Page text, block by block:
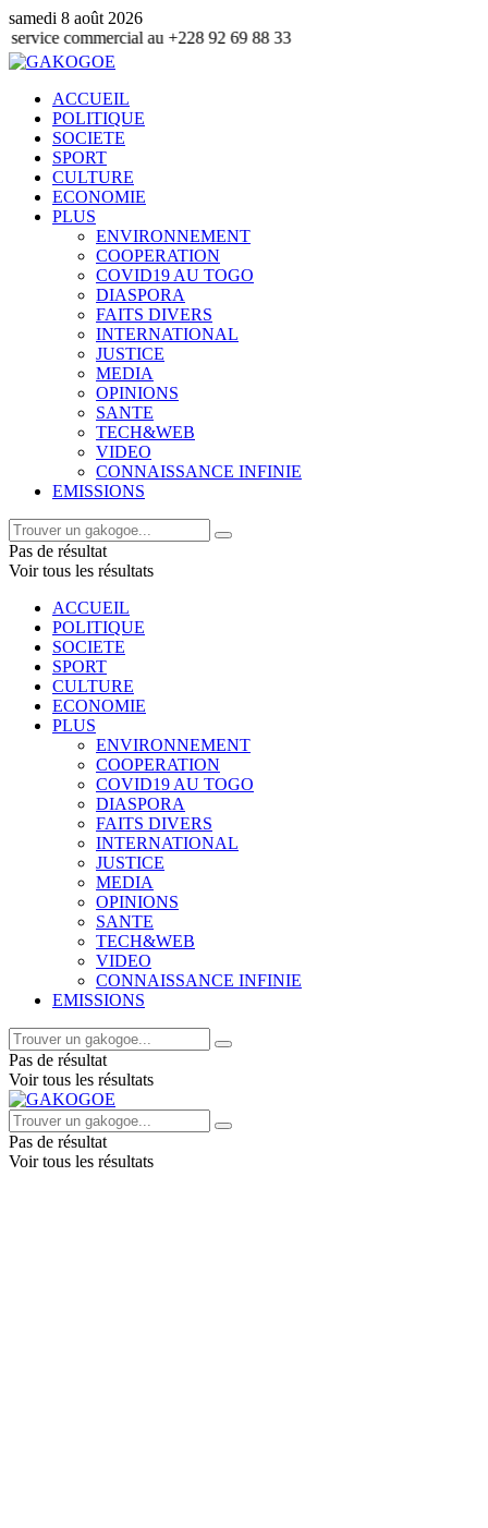
samedi 8 août 2026
au +228 92 69 88 33
ACCUEIL
POLITIQUE
SOCIETE
SPORT
CULTURE
ECONOMIE
PLUS
ENVIRONNEMENT
COOPERATION
COVID19 AU TOGO
DIASPORA
FAITS DIVERS
INTERNATIONAL
JUSTICE
MEDIA
OPINIONS
SANTE
TECH&WEB
VIDEO
CONNAISSANCE INFINIE
EMISSIONS
Pas de résultat
Voir tous les résultats
ACCUEIL
POLITIQUE
SOCIETE
SPORT
CULTURE
ECONOMIE
PLUS
ENVIRONNEMENT
COOPERATION
COVID19 AU TOGO
DIASPORA
FAITS DIVERS
INTERNATIONAL
JUSTICE
MEDIA
OPINIONS
SANTE
TECH&WEB
VIDEO
CONNAISSANCE INFINIE
EMISSIONS
Pas de résultat
Voir tous les résultats
Pas de résultat
Voir tous les résultats